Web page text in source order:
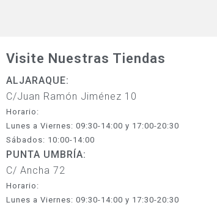
Visite Nuestras Tiendas
ALJARAQUE:
C/Juan Ramón Jiménez 10
Horario:
Lunes a Viernes: 09:30-14:00 y 17:00-20:30
Sábados: 10:00-14:00
PUNTA UMBRÍA:
C/ Ancha 72
Horario:
Lunes a Viernes: 09:30-14:00 y 17:30-20:30